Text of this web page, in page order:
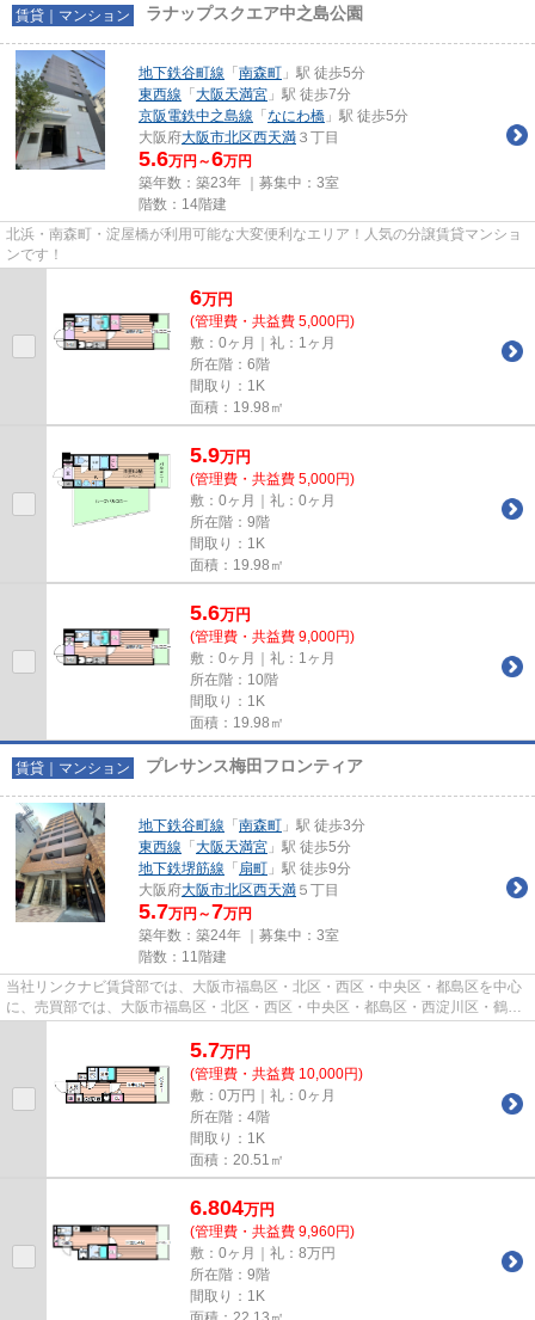
賃貸｜マンション ラナップスクエア中之島公園
地下鉄谷町線 「 南森町 」駅 徒歩5分
東西線 「 大阪天満宮 」駅 徒歩7分
京阪電鉄中之島線 「 なにわ橋 」駅 徒歩5分
大阪府大阪市北区西天満 ３丁目
5.6万円～6万円
築年数：築23年 ｜募集中： 3室
階数：14階建
北浜・南森町・淀屋橋が利用可能な大変便利なエリア！人気の分譲賃貸マンショ
ンです！
6万円
(管理費・共益費 5,000円)
敷：0ヶ月｜礼：1ヶ月
所在階：6階
間取り：1K
面積：19.98㎡
5.9万円
(管理費・共益費 5,000円)
敷：0ヶ月｜礼：0ヶ月
所在階：9階
間取り：1K
面積：19.98㎡
5.6万円
(管理費・共益費 9,000円)
敷：0ヶ月｜礼：1ヶ月
所在階：10階
間取り：1K
面積：19.98㎡
賃貸｜マンション プレサンス梅田フロンティア
地下鉄谷町線 「 南森町 」駅 徒歩3分
東西線 「 大阪天満宮 」駅 徒歩5分
地下鉄堺筋線 「 扇町 」駅 徒歩9分
大阪府大阪市北区西天満 ５丁目
5.7万円～7万円
築年数：築24年 ｜募集中： 3室
階数：11階建
当社リンクナビ賃貸部では、大阪市福島区・北区・西区・中央区・都島区を中心
に、売買部では、大阪市福島区・北区・西区・中央区・都島区・西淀川区・鶴見
5.7万円
(管理費・共益費 10,000円)
敷：0万円｜礼：0ヶ月
所在階：4階
間取り：1K
面積：20.51㎡
6.804万円
(管理費・共益費 9,960円)
敷：0ヶ月｜礼：8万円
所在階：9階
間取り：1K